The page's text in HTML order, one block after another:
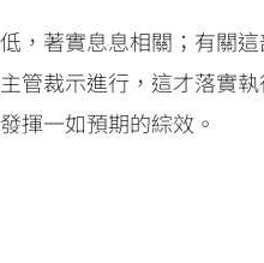
著實息息相關；有關
管裁示進行，這才落實
揮一如預期的綜效。